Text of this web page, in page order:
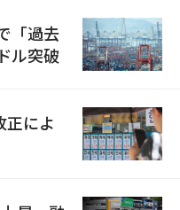
「過去
ル突破
正によ